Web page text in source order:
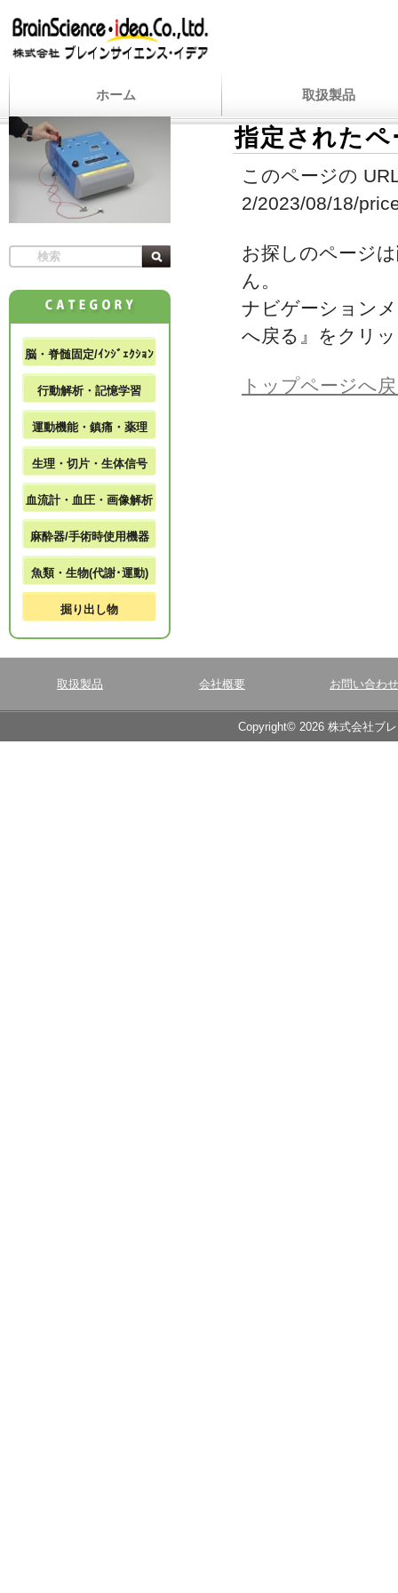
ホーム 取扱製品
指定された
このページの
2/2023/08/18/
お探しのページ
ん。
ナビゲーション
へ戻る』をクリ
トップページへ
脳・脊髄固定/ｲﾝｼﾞｪｸｼｮﾝ
行動解析・記憶学習
運動機能・鎮痛・薬理
生理・切片・生体信号
血流計・血圧・画像解析
麻酔器/手術時使用機器
魚類・生物(代謝･運動)
掘り出し物
取扱製品 会社概要 お問い合わせ
Copyright© 2026 株式会社ブ